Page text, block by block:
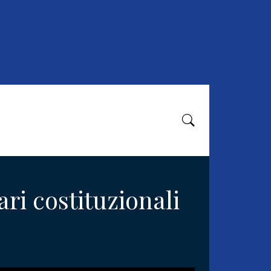
costituzionali